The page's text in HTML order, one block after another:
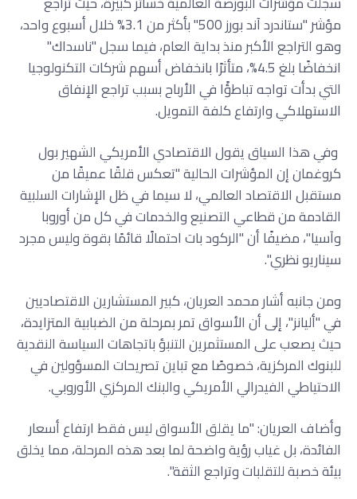
مؤشر "ستاندرد آند بورز 500" بأكثر من 3.1% خلال أسبوع واحد،
وهو التراجع الأكبر منذ بداية العام، فيما سجل "ناسداك"
انخفاضًا بلغ 4.5%، متأثرًا بانخفاض أسهم شركات التكنولوجيا
التي بدأت تواجه تباطؤًا في الأرباح بسبب تراجع الإنفاق
الاستهلاكي وارتفاع كلفة التمويل.
وفي هذا السياق يقول الاقتصادي الأمريكي الشهير بول
كروغمان إن المؤشرات الحالية "تعكس قلقًا عميقًا من
مستقبل الاقتصاد العالمي، لا سيما في ظل الإشارات السلبية
القادمة من قطاعي التصنيع والخدمات في كل من أوروبا
وآسيا"، مضيفًا أن "الركود بات احتمالًا قائمًا بقوة وليس مجرد
سيناريو نظري".
ومن جانبه أشار محمد العريان، كبير المستشارين الاقتصاديين
في "أليانز"، إلى أن الأسواق تمر بمرحلة من الضبابية المتزايدة،
حيث يصعب على المستثمرين التنبؤ باتجاهات السياسة النقدية
للبنوك المركزية، خصوصًا مع تباين تصريحات المسؤولين في
الاحتياطي الفيدرالي الأمريكي والبنك المركزي الأوروبي.
وأضاف العريان: "ما يقلق الأسواق ليس فقط ارتفاع أسعار
الفائدة، بل غياب رؤية واضحة لما بعد هذه المرحلة، مما يخلق
بيئة خصبة للتقلبات وتراجع الثقة".